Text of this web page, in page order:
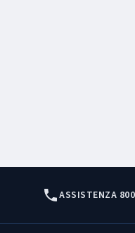
ASSISTENZA